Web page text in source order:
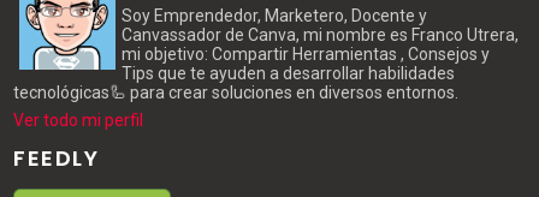
Soy Emprendedor, Marketero, Docente y
Canvassador de Canva, mi nombre es Franco Utrera,
mi objetivo: Compartir Herramientas , Consejos y
Tips que te ayuden a desarrollar habilidades
tecnológicas🦾 para crear soluciones en diversos entornos.
Ver todo mi perfil
FEEDLY